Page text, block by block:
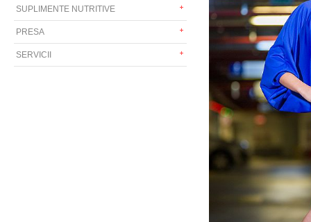
SUPLIMENTE NUTRITIVE
PRESA
SERVICII